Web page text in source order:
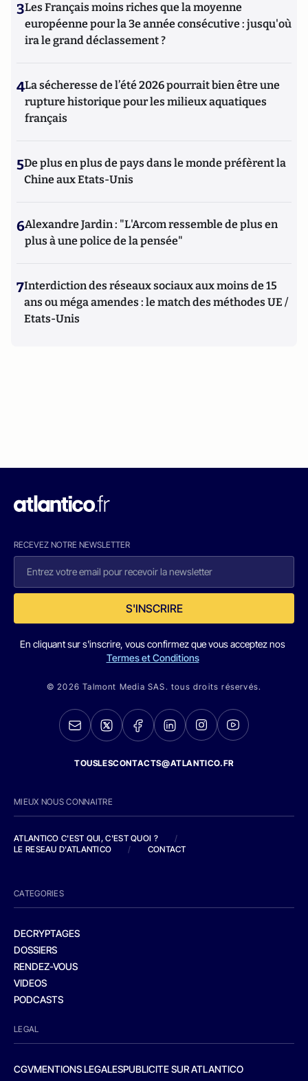
3Les Français moins riches que la moyenne
européenne pour la 3e année consécutive : jusqu'où
ira le grand déclassement ?
4La sécheresse de l’été 2026 pourrait bien être une
rupture historique pour les milieux aquatiques
français
5De plus en plus de pays dans le monde préfèrent la
Chine aux Etats-Unis
6Alexandre Jardin : "L'Arcom ressemble de plus en
plus à une police de la pensée"
7Interdiction des réseaux sociaux aux moins de 15
ans ou méga amendes : le match des méthodes UE /
Etats-Unis
RECEVEZ NOTRE NEWSLETTER
S'INSCRIRE
En cliquant sur s'inscrire, vous confirmez que vous acceptez nos
Termes et Conditions
© 2026 Talmont Media SAS. tous droits réservés.
TOUSLESCONTACTS@ATLANTICO.FR
MIEUX NOUS CONNAITRE
ATLANTICO C'EST QUI, C'EST QUOI ?
/
LE RESEAU D'ATLANTICO
/ CONTACT
CATEGORIES
DECRYPTAGES
DOSSIERS
RENDEZ-VOUS
VIDEOS
PODCASTS
LEGAL
CGVMENTIONS LEGALESPUBLICITE SUR ATLANTICO